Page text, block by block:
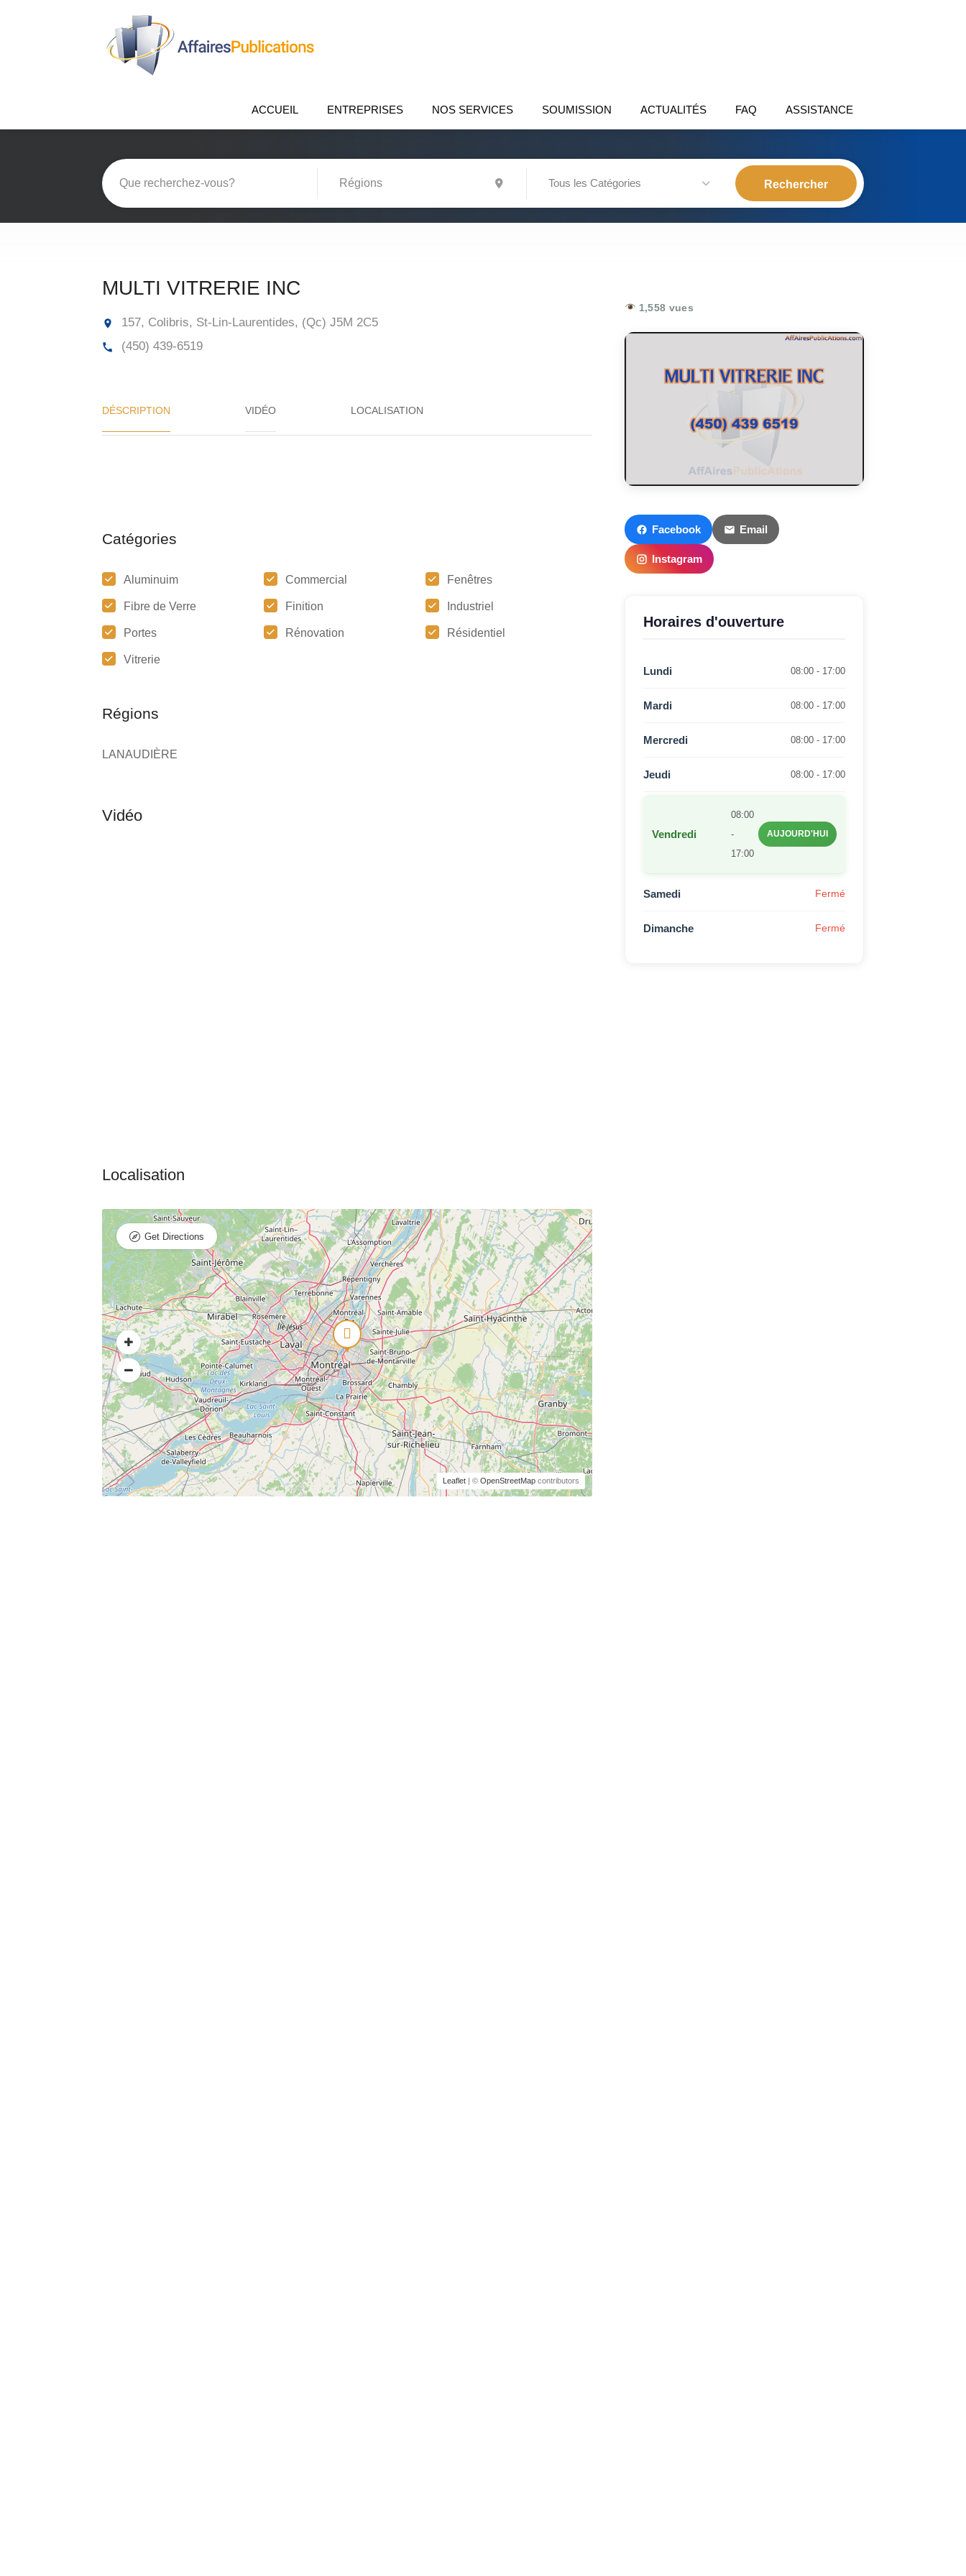
ACCUEIL ENTREPRISES NOS SERVICES SOUMISSION ACTUALITÉS FAQ ASSISTANCE
Tous les Catégories
MULTI VITRERIE INC
157, Colibris, St-Lin-Laurentides, (Qc) J5M 2C5
(450) 439-6519
DÉSCRIPTION VIDÉO
Catégories
Aluminuim Commercial Fenêtres
Fibre de Verre Finition Industriel
Portes Rénovation Résidentiel
Vitrerie
Régions
LANAUDIÈRE
Leaflet| © OpenStreetMapcontributors
Get Directions
1,558 vues
Facebook Email
Instagram
Horaires d'ouverture
Lundi 08:00 - 17:00
Mardi 08:00 - 17:00
Mercredi 08:00 - 17:00
Jeudi 08:00 - 17:00
Vendredi
08:00
-
17:00
AUJOURD'HUI
Samedi Fermé
Dimanche Fermé